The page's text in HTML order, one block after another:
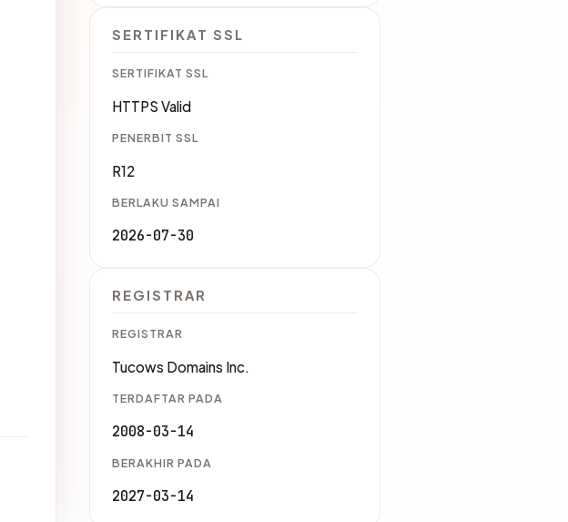
SERTIFIKAT SSL
SERTIFIKAT SSL
HTTPS Valid
PENERBIT SSL
R12
BERLAKU SAMPAI
2026-07-30
REGISTRAR
REGISTRAR
Tucows Domains Inc.
TERDAFTAR PADA
2008-03-14
BERAKHIR PADA
2027-03-14